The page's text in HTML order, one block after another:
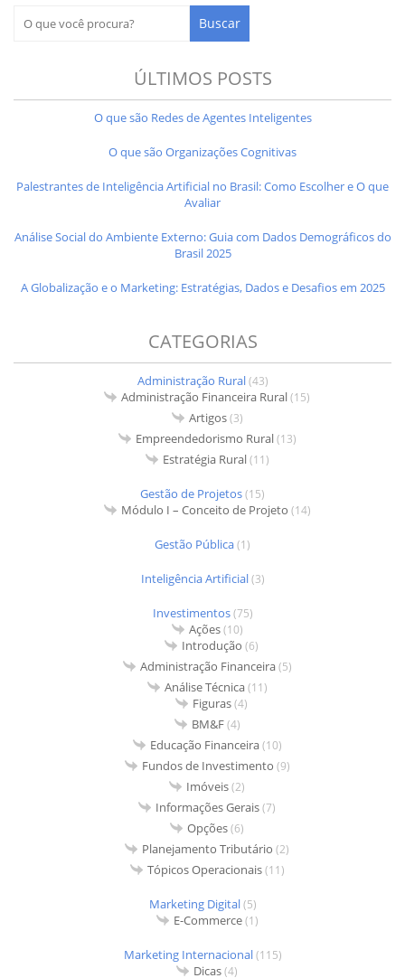
ÚLTIMOS POSTS
O que são Redes de Agentes Inteligentes
O que são Organizações Cognitivas
Palestrantes de Inteligência Artificial no Brasil: Como Escolher e O que
Avaliar
Análise Social do Ambiente Externo: Guia com Dados Demográficos do
Brasil 2025
A Globalização e o Marketing: Estratégias, Dados e Desafios em 2025
CATEGORIAS
Administração Rural(43)
Administração Financeira Rural(15)
Artigos(3)
Empreendedorismo Rural(13)
Estratégia Rural(11)
Gestão de Projetos(15)
Módulo I – Conceito de Projeto (14)
Gestão Pública(1)
Inteligência Artificial(3)
Investimentos(75)
Ações(10)
Introdução (6)
Administração Financeira(5)
Análise Técnica(11)
Figuras(4)
BM&F(4)
Educação Financeira(10)
Fundos de Investimento (9)
Imóveis(2)
Informações Gerais(7)
Opções(6)
Planejamento Tributário (2)
Tópicos Operacionais(11)
Marketing Digital(5)
E-Commerce(1)
Marketing Internacional(115)
Dicas(4)